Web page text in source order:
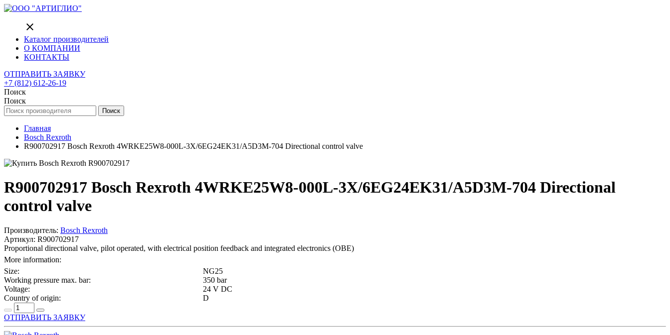
close
Каталог производителей
О КОМПАНИИ
КОНТАКТЫ
ОТПРАВИТЬ ЗАЯВКУ
+7 (812) 612-26-19
Поиск
Поиск
Поиск
Главная
Bosch Rexroth
R900702917 Bosch Rexroth 4WRKE25W8-000L-3X/6EG24EK31/A5D3M-704 Directional control valve
R900702917 Bosch Rexroth 4WRKE25W8-000L-3X/6EG24EK31/A5D3M-704 Directional
control valve
Производитель: Bosch Rexroth
Артикул: R900702917
Proportional directional valve, pilot operated, with electrical position feedback and integrated electronics (OBE)
More information:
Size:
NG25
Working pressure max. bar:
350 bar
Voltage:
24 V DC
Country of origin:
D
ОТПРАВИТЬ ЗАЯВКУ